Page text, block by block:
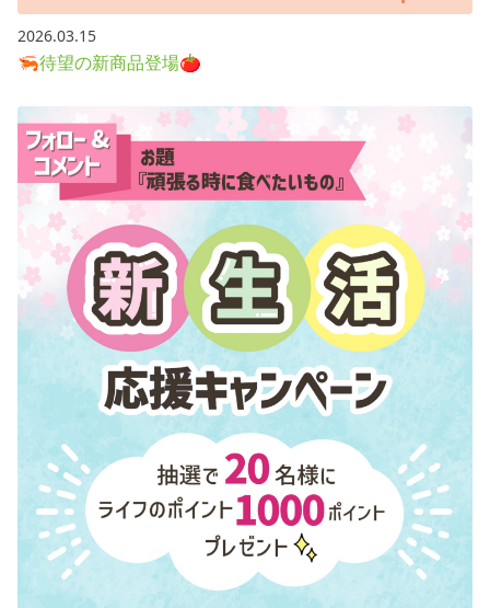
2026.03.15
🦐待望の新商品登場🍅